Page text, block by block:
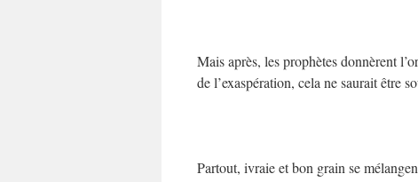
Mais après, les prophètes donnèrent
de l’exaspération, cela ne saurait être
Partout, ivraie et bon grain se